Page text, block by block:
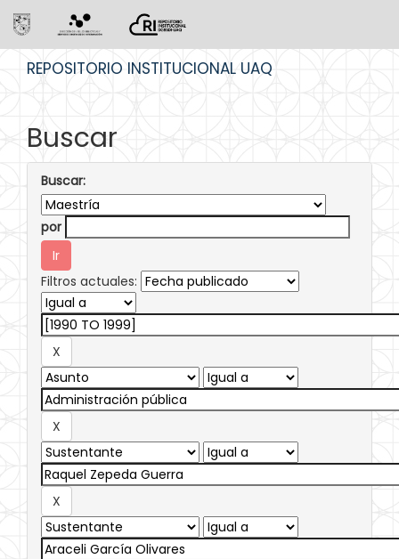
REPOSITORIO INSTITUCIONAL UAQ
Buscar
Buscar:
por
Filtros actuales: